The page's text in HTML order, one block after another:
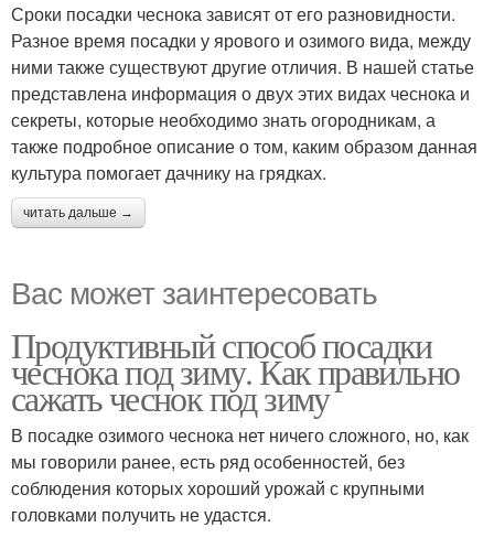
Сроки посадки чеснока зависят от его разновидности.
Разное время посадки у ярового и озимого вида, между
ними также существуют другие отличия. В нашей статье
представлена информация о двух этих видах чеснока и
секреты, которые необходимо знать огородникам, а
также подробное описание о том, каким образом данная
культура помогает дачнику на грядках.
читать дальше →
Вас может заинтересовать
Продуктивный способ посадки
чеснока под зиму. Как правильно
сажать чеснок под зиму
В посадке озимого чеснока нет ничего сложного, но, как
мы говорили ранее, есть ряд особенностей, без
соблюдения которых хороший урожай с крупными
головками получить не удастся.